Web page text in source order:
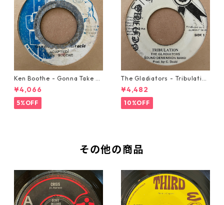
Ken Boothe - Gonna Take A
Miracle【7-21362】
¥4,066
5%OFF
The Gladiators - Tribulation
【7-21365】
¥4,482
10%OFF
その他の商品